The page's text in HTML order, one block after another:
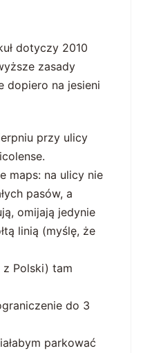
dotyczy 2010
zasady
dopiero na jesieni
przy ulicy
maps: na ulicy nie
pasów, a
omijają jedynie
linią (myślę, że
Polski) tam
do 3
parkować